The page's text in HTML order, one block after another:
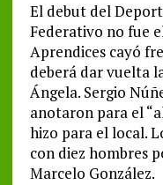
El debut del
Federativo no fue
Aprendices cayó
deberá dar vuelta
Ángela. Sergio
anotaron para el
hizo para el local.
con diez hombres
Marcelo González.